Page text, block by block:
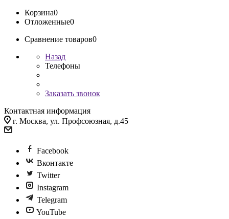
Корзина0
Отложенные0
Сравнение товаров0
Назад
Телефоны
Заказать звонок
Контактная информация
г. Москва, ул. Профсоюзная, д.45
Facebook
Вконтакте
Twitter
Instagram
Telegram
YouTube